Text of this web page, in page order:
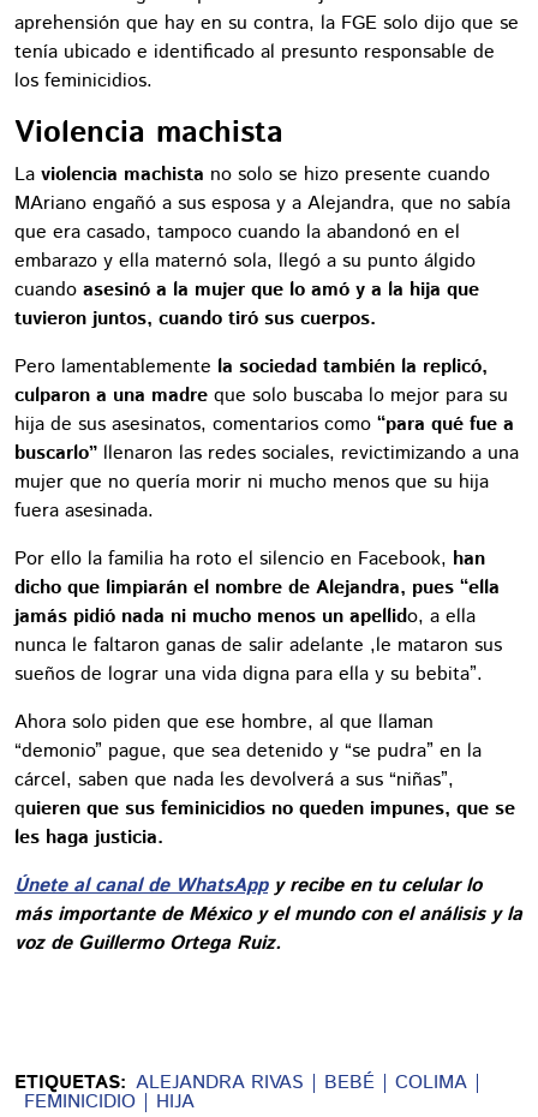
aprehensión que hay en su contra, la FGE solo dijo que se
tenía ubicado e identificado al presunto responsable de
los feminicidios.
Violencia machista
La violencia machista no solo se hizo presente cuando
MAriano engañó a sus esposa y a Alejandra, que no sabía
que era casado, tampoco cuando la abandonó en el
embarazo y ella maternó sola, llegó a su punto álgido
cuando asesinó a la mujer que lo amó y a la hija que
tuvieron juntos, cuando tiró sus cuerpos.
Pero lamentablemente la sociedad también la replicó,
culparon a una madre que solo buscaba lo mejor para su
hija de sus asesinatos, comentarios como “para qué fue a
buscarlo” llenaron las redes sociales, revictimizando a una
mujer que no quería morir ni mucho menos que su hija
fuera asesinada.
Por ello la familia ha roto el silencio en Facebook, han
dicho que limpiarán el nombre de Alejandra, pues “ella
jamás pidió nada ni mucho menos un apellido, a ella
nunca le faltaron ganas de salir adelante ,le mataron sus
sueños de lograr una vida digna para ella y su bebita”.
Ahora solo piden que ese hombre, al que llaman
“demonio” pague, que sea detenido y “se pudra” en la
cárcel, saben que nada les devolverá a sus “niñas”,
quieren que sus feminicidios no queden impunes, que se
les haga justicia.
Únete al canal de WhatsAppy recibe en tu celular lo
más importante de México y el mundo con el análisis y la
voz de Guillermo Ortega Ruiz.
ETIQUETAS: ALEJANDRA RIVAS BEBÉ COLIMA
FEMINICIDIO HIJA